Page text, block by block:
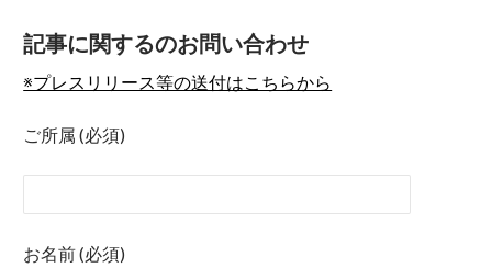
記事に関するのお問い合わせ
※プレスリリース等の送付はこちらから
ご所属 (必須)
お名前 (必須)